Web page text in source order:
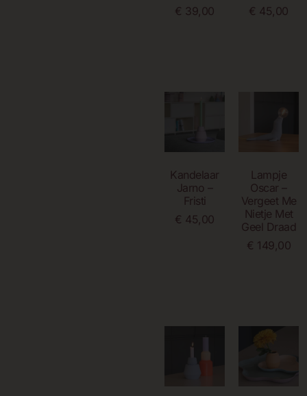
€ 39,00
€ 45,00
Kandelaar
Jarno –
Fristi
€ 45,00
Lampje
Oscar –
Vergeet Me
Nietje Met
Geel Draad
€ 149,00